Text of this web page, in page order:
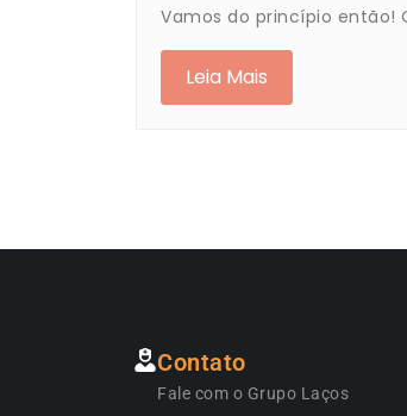
Vamos do princípio então!
Leia Mais
Contato
Fale com o Grupo Laços